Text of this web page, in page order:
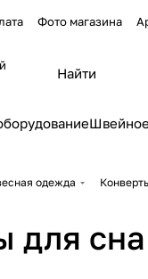
Фото магазина
одежда
для сна